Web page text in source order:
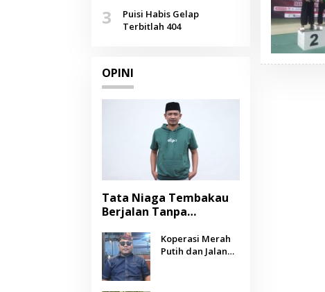
Selendang Benang Merah
Lombang
3
Puisi Habis Gelap
Terbitlah 404
OPINI
Tata Niaga Tembakau
Berjalan Tanpa
Negara Berpihak
kepada Petani?
Koperasi Merah
Putih dan Jalan